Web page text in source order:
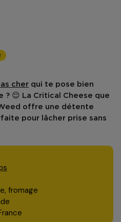
cher qui te pose bien
? 😌 La Critical Cheese que
offre une détente
pour lâcher prise sans
fromage